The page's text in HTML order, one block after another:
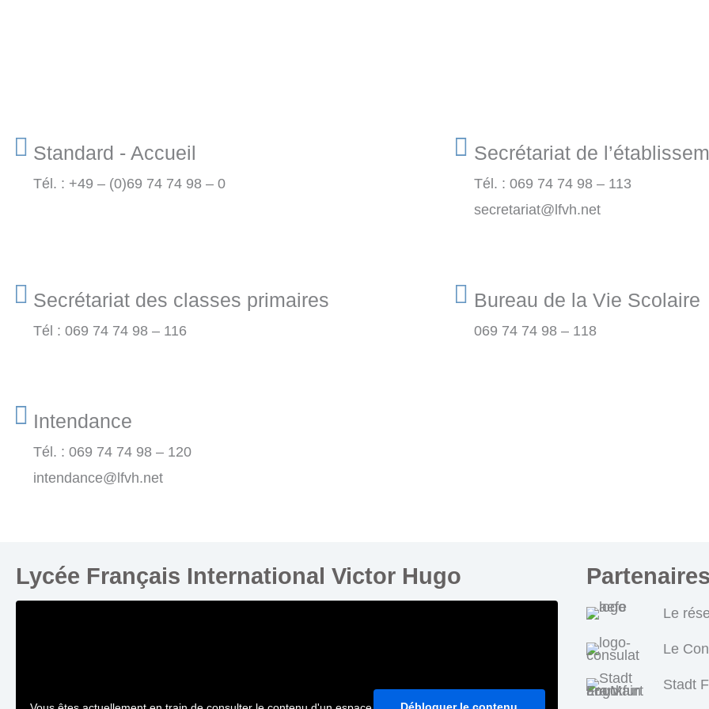
Standard - Accueil
Tél. : +49 – (0)69 74 74 98 – 0
Secrétariat de
Tél. : 069 74 74 98 – 113
secretariat@lfvh.net
Secrétariat des classes primaires
Tél : 069 74 74 98 – 116
Bureau de la Vie Scolaire
069 74 74 98 – 118
Intendance
Tél. : 069 74 74 98 – 120
intendance@lfvh.net
Lycée Français International Victor Hugo
Le
Le
Stadt